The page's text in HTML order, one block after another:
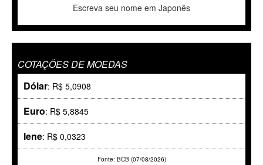
Escreva seu nome em Japonês
COTAÇÕES DE MOEDAS
Dólar: R$ 5,0908
Euro: R$ 5,8845
Iene: R$ 0,0323
Fonte: BCB (07/08/2026)